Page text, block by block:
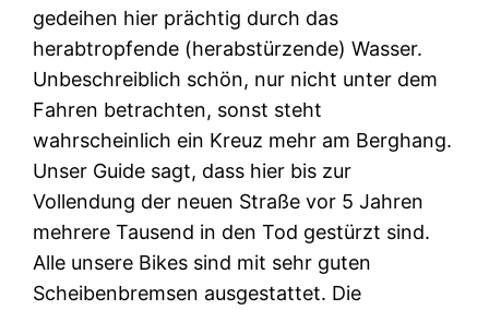
gedeihen hier prächtig durch das
herabtropfende (herabstürzende) Wasser.
Unbeschreiblich schön, nur nicht unter dem
Fahren betrachten, sonst steht
wahrscheinlich ein Kreuz mehr am Berghang.
Unser Guide sagt, dass hier bis zur
Vollendung der neuen Straße vor 5 Jahren
mehrere Tausend in den Tod gestürzt sind.
Alle unsere Bikes sind mit sehr guten
Scheibenbremsen ausgestattet. Die